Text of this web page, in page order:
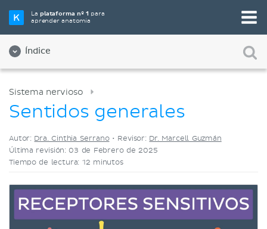
Laplataforma nº 1 para
aprender anatomía
Índice
Elige tu herramienta de estudio favorita
Videos
Sistema nervioso
Sentidos generales
Autor: Dra. Cinthia Serrano• Revisor: Dr. Marcell Guzmán
Última revisión: 03 de Febrero de 2025
Tiempo de lectura: 12 minutos